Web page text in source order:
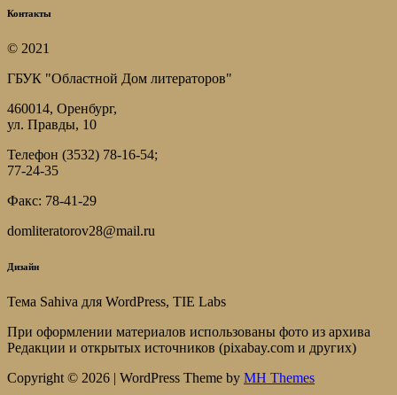
Контакты
© 2021
ГБУК "Областной Дом литераторов"
460014, Оренбург,
ул. Правды, 10
Телефон (3532) 78-16-54;
77-24-35
Факс: 78-41-29
domliteratorov28@mail.ru
Дизайн
Тема Sahiva для WordPress, TIE Labs
При оформлении материалов использованы фото из архива
Редакции и открытых источников (pixabay.com и других)
Copyright © 2026 | WordPress Theme by MH Themes